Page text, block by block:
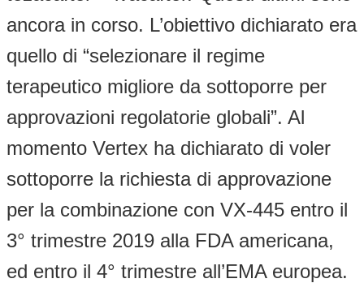
ancora in corso. L’obiettivo dichiarato era
quello di “selezionare il regime
terapeutico migliore da sottoporre per
approvazioni regolatorie globali”. Al
momento Vertex ha dichiarato di voler
sottoporre la richiesta di approvazione
per la combinazione con VX-445 entro il
3° trimestre 2019 alla FDA americana,
ed entro il 4° trimestre all’EMA europea.